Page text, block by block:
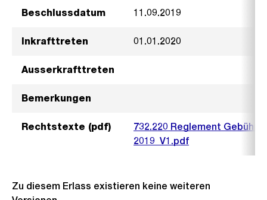
Beschlussdatum 11.09.2019
Inkrafttreten 01.01.2020
Ausserkrafttreten
Bemerkungen
Rechtstexte (pdf)
732.220 Reglement
2019_V1.pdf
Zu diesem Erlass existieren keine weiteren